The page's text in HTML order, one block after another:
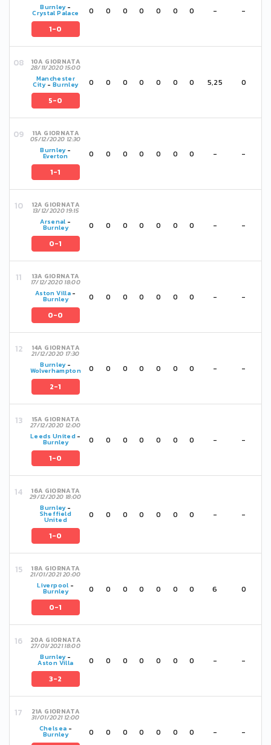
Burnley-
Crystal Palace
1-0
0 0 0 0 0 0 0 - -
10A GIORNATA
28/11/2020 15:00
Manchester
City- Burnley
5-0
0 0 0 0 0 0 0 5,25 0
11A GIORNATA
05/12/2020 12:30
Burnley-
Everton
1-1
0 0 0 0 0 0 0 - -
12A GIORNATA
13/12/2020 19:15
Arsenal -
Burnley
0-1
0 0 0 0 0 0 0 - -
13A GIORNATA
17/12/2020 18:00
Aston Villa-
Burnley
0-0
0 0 0 0 0 0 0 - -
14A GIORNATA
21/12/2020 17:30
Burnley-
Wolverhampton
2-1
0 0 0 0 0 0 0 - -
15A GIORNATA
27/12/2020 12:00
Leeds United -
Burnley
1-0
0 0 0 0 0 0 0 - -
16A GIORNATA
29/12/2020 18:00
Burnley-
Sheffield
United
1-0
0 0 0 0 0 0 0 - -
18A GIORNATA
21/01/2021 20:00
Liverpool -
Burnley
0-1
0 0 0 0 0 0 0 6 0
20A GIORNATA
27/01/2021 18:00
Burnley-
Aston Villa
3-2
0 0 0 0 0 0 0 - -
21A GIORNATA
31/01/2021 12:00
Chelsea -
Burnley 0 0 0 0 0 0 0 - -